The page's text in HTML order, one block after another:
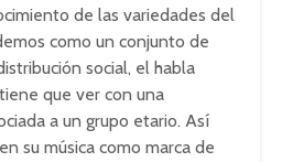
de las variedades del
como un conjunto de
social, el habla
que ver con una
a un grupo etario. Así
su música como marca de